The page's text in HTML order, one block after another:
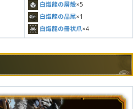
白熾龍の層殻×5
白熾龍の晶尾×1
白熾龍の冊状爪×4